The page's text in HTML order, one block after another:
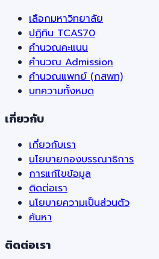
เลือกมหาวิทยาลัย
ปฏิทิน TCAS70
คำนวณคะแนน
คำนวณ Admission
คำนวณแพทย์ (กสพท)
บทความทั้งหมด
เกี่ยวกับ
เกี่ยวกับเรา
นโยบายกองบรรณาธิการ
การแก้ไขข้อมูล
ติดต่อเรา
นโยบายความเป็นส่วนตัว
ค้นหา
ติดต่อเรา